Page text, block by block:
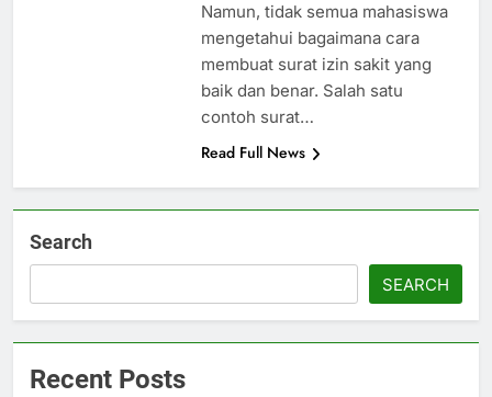
Namun, tidak semua mahasiswa
mengetahui bagaimana cara
membuat surat izin sakit yang
baik dan benar. Salah satu
contoh surat…
Read Full News
Search
SEARCH
Recent Posts